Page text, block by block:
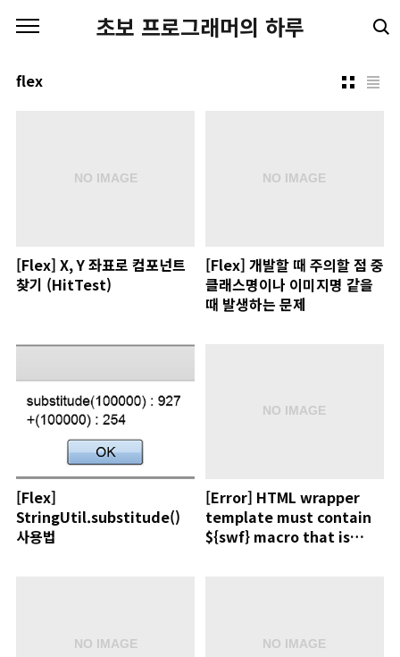
초보 프로그래머의 하루
flex
[Flex] X, Y 좌표로 컴포넌트
찾기 (HitTest)
[Flex] 개발할 때 주의할 점 중
클래스명이나 이미지명 같을
때 발생하는 문제
[Flex]
StringUtil.substitude()
사용법
[Error] HTML wrapper
template must contain
${swf} macro that is